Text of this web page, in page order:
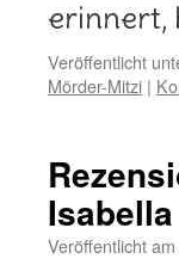
erinnert,
Veröffentlicht
Mörder-Mitzi |
Veröffentlicht am